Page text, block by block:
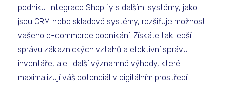
podniku. Integrace Shopify s dalšími systémy, jako
jsou CRM nebo skladové systémy, rozšiřuje možnosti
vašeho e-commerce podnikání. Získáte tak lepší
správu zákaznických vztahů a efektivní správu
inventáře, ale i další významné výhody, které
maximalizují váš potenciál v digitálním prostředí.